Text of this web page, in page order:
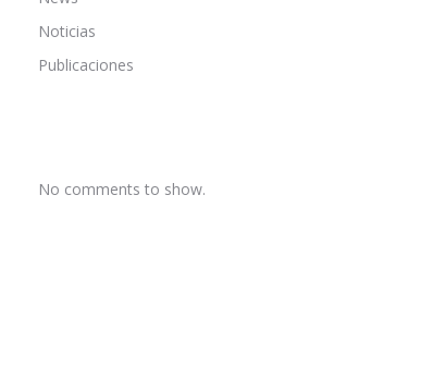
Noticias
Publicaciones
No comments to show.